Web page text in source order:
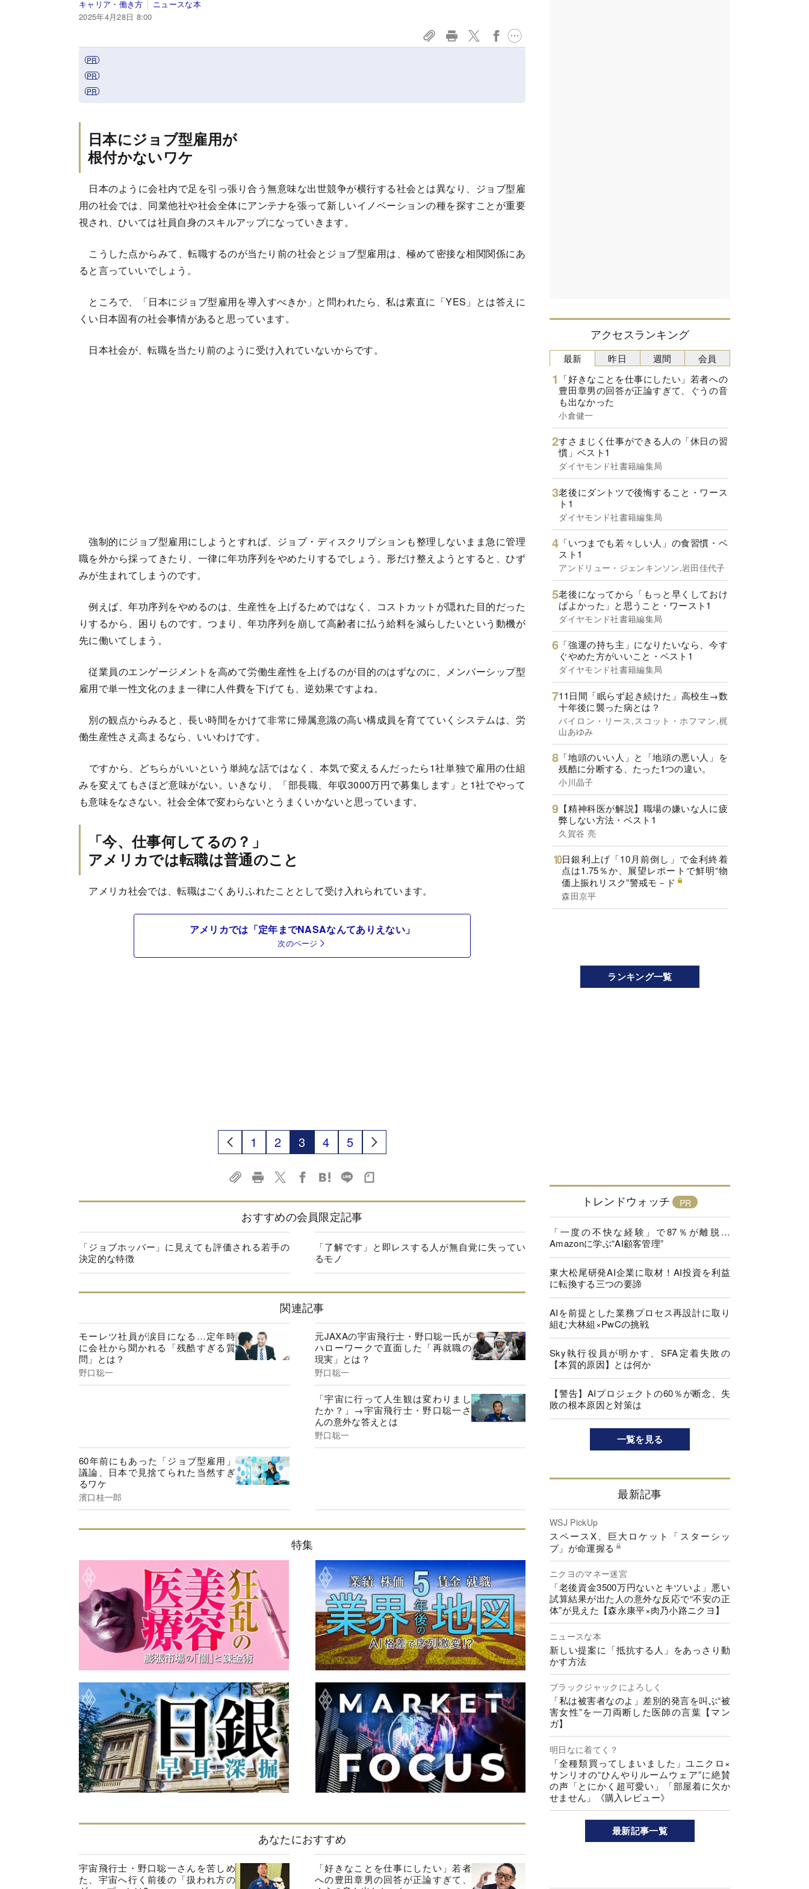
キャリア・働き方
ニュースな本
2025年4月28日 8:00
日本にジョブ型雇用が
根付かないワケ
日本のように会社内で足を引っ張り合う無意味な出世競争が横行する社会とは異なり、ジョブ型雇
用の社会では、同業他社や社会全体にアンテナを張って新しいイノベーションの種を探すことが重要
視され、ひいては社員自身のスキルアップになっていきます。
こうした点からみて、転職するのが当たり前の社会とジョブ型雇用は、極めて密接な相関関係にあ
ると言っていいでしょう。
ところで、「日本にジョブ型雇用を導入すべきか」と問われたら、私は素直に「YES」とは答えに
くい日本固有の社会事情があると思っています。
日本社会が、転職を当たり前のように受け入れていないからです。
強制的にジョブ型雇用にしようとすれば、ジョブ・ディスクリプションも整理しないまま急に管理
職を外から採ってきたり、一律に年功序列をやめたりするでしょう。形だけ整えようとすると、ひず
みが生まれてしまうのです。
例えば、年功序列をやめるのは、生産性を上げるためではなく、コストカットが隠れた目的だった
りするから、困りものです。つまり、年功序列を崩して高齢者に払う給料を減らしたいという動機が
先に働いてしまう。
従業員のエンゲージメントを高めて労働生産性を上げるのが目的のはずなのに、メンバーシップ型
雇用で単一性文化のまま一律に人件費を下げても、逆効果ですよね。
別の観点からみると、長い時間をかけて非常に帰属意識の高い構成員を育てていくシステムは、労
働生産性さえ高まるなら、いいわけです。
ですから、どちらがいいという単純な話ではなく、本気で変えるんだったら1社単独で雇用の仕組
みを変えてもさほど意味がない。いきなり、「部長職、年収3000万円で募集します」と1社でやって
も意味をなさない。社会全体で変わらないとうまくいかないと思っています。
「今、仕事何してるの？」
アメリカでは転職は普通のこと
アメリカ社会では、転職はごくありふれたこととして受け入れられています。
アメリカでは「定年までNASAなんてありえない」
次のページ
1 2 3 4 5
おすすめの会員限定記事
「ジョブホッパー」に見えても評価される若手の
決定的な特徴
「了解です」と即レスする人が無自覚に失ってい
るモノ
関連記事
モーレツ社員が涙目になる…定年時
に会社から聞かれる「残酷すぎる質
問」とは？
野口聡一
元JAXAの宇宙飛行士・野口聡一氏が
ハローワークで直面した「再就職の
現実」とは？
野口聡一
「宇宙に行って人生観は変わりまし
たか？」→宇宙飛行士・野口聡一さ
んの意外な答えとは
野口聡一
60年前にもあった「ジョブ型雇用」
議論、日本で見捨てられた当然すぎ
るワケ
濱口桂一郎
特集
あなたにおすすめ
宇宙飛行士・野口聡一さんを苦しめ
た、宇宙へ行く前後の「扱われ方の
「好きなことを仕事にしたい」若者
への豊田章男の回答が正論すぎて、
アクセスランキング
最新
「好きなことを仕事にしたい」若者への
豊田章男の回答が正論すぎて、ぐうの音
も出なかった
小倉健一
すさまじく仕事ができる人の「休日の習
慣」ベスト1
ダイヤモンド社書籍編集局
老後にダントツで後悔すること・ワース
ト1
ダイヤモンド社書籍編集局
「いつまでも若々しい人」の食習慣・ベ
スト1
アンドリュー・ジェンキンソン,岩田佳代子
老後になってから「もっと早くしておけ
ばよかった」と思うこと・ワースト1
ダイヤモンド社書籍編集局
「強運の持ち主」になりたいなら、今す
ぐやめた方がいいこと・ベスト1
ダイヤモンド社書籍編集局
11日間「眠らず起き続けた」高校生→数
十年後に襲った病とは？
バイロン・リース,スコット・ホフマン,梶
山あゆみ
「地頭のいい人」と「地頭の悪い人」を
残酷に分断する、たった1つの違い。
小川晶子
【精神科医が解説】職場の嫌いな人に疲
弊しない方法・ベスト1
久賀谷 亮
日銀利上げ「10月前倒し」で金利終着
点は1.75％か、展望レポートで鮮明“物
価上振れリスク”警戒モ－ド
森田京平
昨日 週間 会員
ランキング一覧
トレンドウォッチ
「一度の不快な経験」で87％が離脱…
Amazonに学ぶ“AI顧客管理”
東大松尾研発AI企業に取材！AI投資を利益
に転換する三つの要諦
AIを前提とした業務プロセス再設計に取り
組む大林組×PwCの挑戦
Sky執行役員が明かす、SFA定着失敗の
【本質的原因】とは何か
【警告】AIプロジェクトの60％が断念、失
敗の根本原因と対策は
一覧を見る
最新記事
WSJ PickUp
スペースX、巨大ロケット「スターシッ
プ」が命運握る
ニクヨのマネー迷宮
「老後資金3500万円ないとキツいよ」悪い
試算結果が出た人の意外な反応で“不安の正
体”が見えた【森永康平×肉乃小路ニクヨ】
ニュースな本
新しい提案に「抵抗する人」をあっさり動
かす方法
ブラックジャックによろしく
「私は被害者なのよ」差別的発言を叫ぶ“被
害女性”を一刀両断した医師の言葉【マン
ガ】
明日なに着てく？
「全種類買ってしまいました」ユニクロ×
サンリオの“ひんやりルームウェア”に絶賛
の声「とにかく超可愛い」「部屋着に欠か
せません」《購入レビュー》
最新記事一覧